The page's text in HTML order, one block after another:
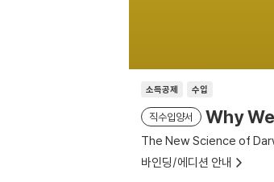
소득공제 수입
직수입양서 Why
The New Science of
바인딩/에디션 안내